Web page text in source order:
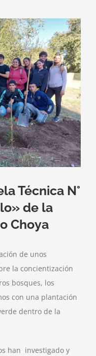
Técnica N°
de la
Choya
de unos
la concientización
bosques, los
con una plantación
dentro de la
han investigado y